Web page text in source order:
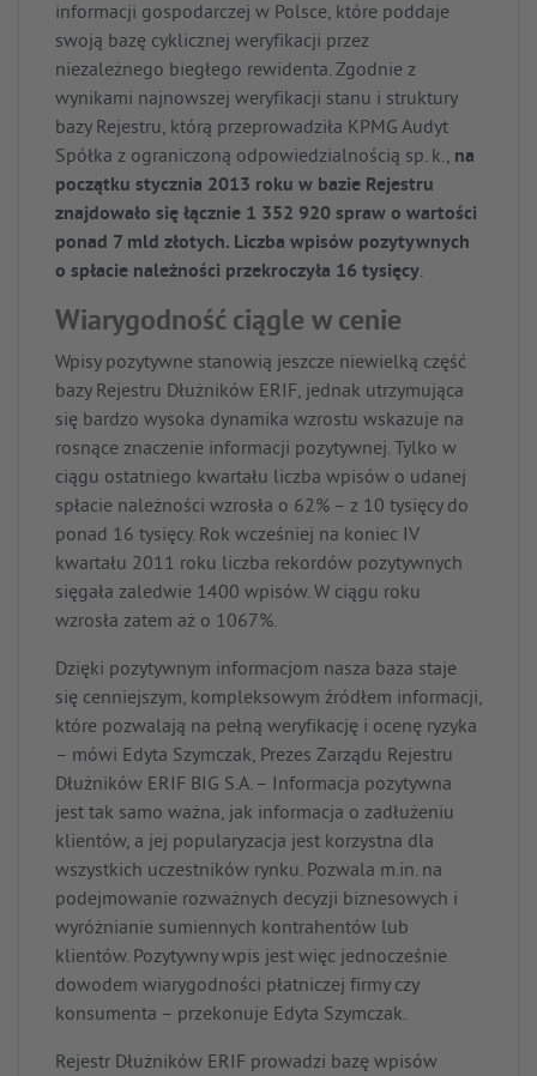
informacji gospodarczej w Polsce, które poddaje
swoją bazę cyklicznej weryfikacji przez
niezależnego biegłego rewidenta. Zgodnie z
wynikami najnowszej weryfikacji stanu i struktury
bazy Rejestru, którą przeprowadziła KPMG Audyt
Spółka z ograniczoną odpowiedzialnością sp. k., na
początku stycznia 2013 roku w bazie Rejestru
znajdowało się łącznie 1 352 920 spraw o wartości
ponad 7 mld złotych. Liczba wpisów pozytywnych
o spłacie należności przekroczyła 16 tysięcy.
Wiarygodność ciągle w cenie
Wpisy pozytywne stanowią jeszcze niewielką część
bazy Rejestru Dłużników ERIF, jednak utrzymująca
się bardzo wysoka dynamika wzrostu wskazuje na
rosnące znaczenie informacji pozytywnej. Tylko w
ciągu ostatniego kwartału liczba wpisów o udanej
spłacie należności wzrosła o 62% – z 10 tysięcy do
ponad 16 tysięcy. Rok wcześniej na koniec IV
kwartału 2011 roku liczba rekordów pozytywnych
sięgała zaledwie 1400 wpisów. W ciągu roku
wzrosła zatem aż o 1067%.
Dzięki pozytywnym informacjom nasza baza staje
się cenniejszym, kompleksowym źródłem informacji,
które pozwalają na pełną weryfikację i ocenę ryzyka
– mówi Edyta Szymczak, Prezes Zarządu Rejestru
Dłużników ERIF BIG S.A. – Informacja pozytywna
jest tak samo ważna, jak informacja o zadłużeniu
klientów, a jej popularyzacja jest korzystna dla
wszystkich uczestników rynku. Pozwala m.in. na
podejmowanie rozważnych decyzji biznesowych i
wyróżnianie sumiennych kontrahentów lub
klientów. Pozytywny wpis jest więc jednocześnie
dowodem wiarygodności płatniczej firmy czy
konsumenta – przekonuje Edyta Szymczak.
Rejestr Dłużników ERIF prowadzi bazę wpisów